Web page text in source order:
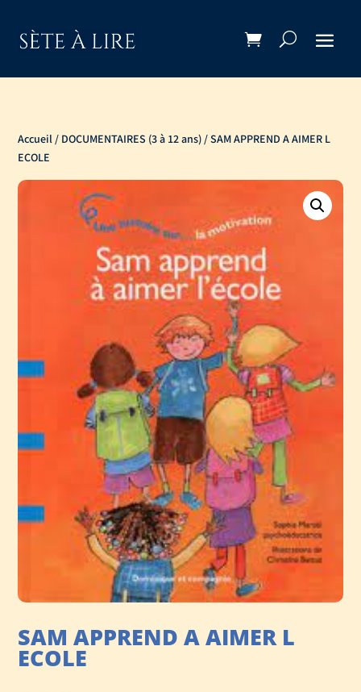
Accueil / DOCUMENTAIRES (3 à 12 ans) / SAM APPREND A AIMER L
ECOLE
SAM APPREND A AIMER L
ECOLE